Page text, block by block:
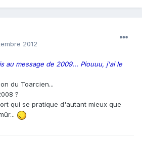
2012
au message de 2009... Piouuu, j'ai le
du Toarcien...
?
qui se pratique d'autant mieux que